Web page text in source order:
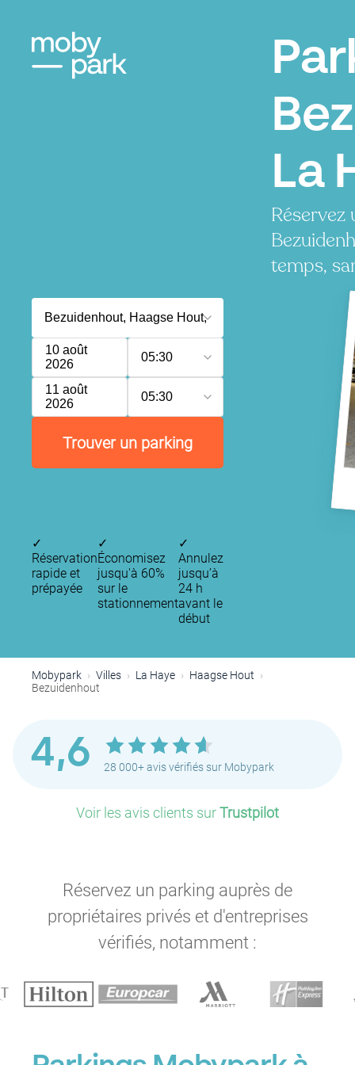
La
temps,
10 août
2026
05:30
11 août
2026
05:30
Trouver un parking
✓
Réservation
rapide et
prépayée
✓
Économisez
jusqu'à 60%
sur le
stationnement
✓
Annulez
jusqu’à
24 h
avant le
début
Mobypark Villes La Haye
Haagse Hout
Bezuidenhout
4,6 28 000+ avis vérifiés sur Mobypark
Voir les avis clients surTrustpilot
Réservez un parking auprès de
propriétaires privés et d'entreprises
vérifiés, notamment :